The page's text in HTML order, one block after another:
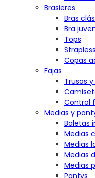
Brasieres
Bras
Bra
Tops
Strapless
Copas
Fajas
Trusas
Control
Medias y
Baletas
Medias
Medias
Medias
Medias